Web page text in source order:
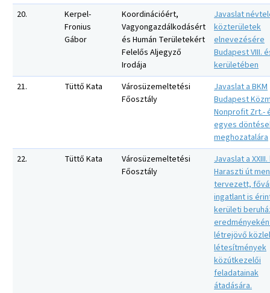
20.
Kerpel-
Fronius
Gábor
Koordinációért,
Vagyongazdálkodásért
és Humán Területekért
Felelős Aljegyző
Irodája
Javaslat
közterületek
elnevezésére
Budapest VIII.
kerületében
21.
Tüttő Kata
Városüzemeltetési
Főosztály
Javaslat a BKM
Budapest
Nonprofit Zrt.-
egyes
meghozatalára
22.
Tüttő Kata
Városüzemeltetési
Főosztály
Javaslat a
Haraszti út
tervezett,
ingatlant is
kerületi
létrejövő
létesítmények
közútkezelői
feladatainak
átadására.